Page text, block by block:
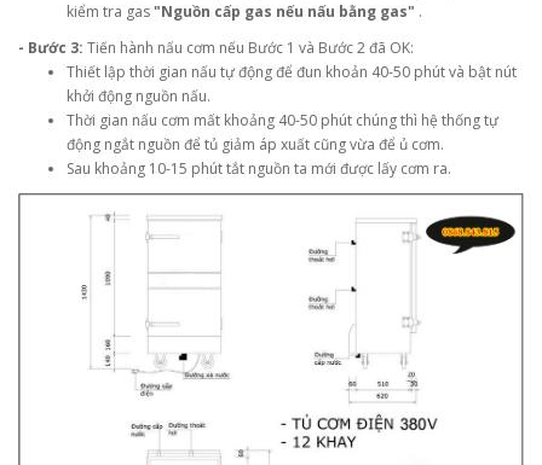
kiểm tra gas"Nguồn cấp gas nếu nấu bằng gas" .
- Bước 3: Tiến hành nấu cơm nếu Bước 1 và Bước 2 đã OK:
Thiết lập thời gian nấu tự động để đun khoản 40-50 phút và bật nút
khởi động nguồn nấu.
Thời gian nấu cơm mất khoảng 40-50 phút chúng thì hệ thống tự
động ngắt nguồn để tủ giảm áp xuất cũng vừa để ủ cơm.
Sau khoảng 10-15 phút tắt nguồn ta mới được lấy cơm ra.